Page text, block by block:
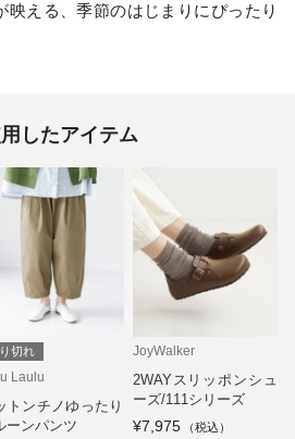
映える、季節のはじまりにぴったり
したアイテム
切れ
Laulu
トンチノゆったり
ーンパンツ
JoyWalker
2WAYスリッポンシュ
ーズ/111シリーズ
¥7,975